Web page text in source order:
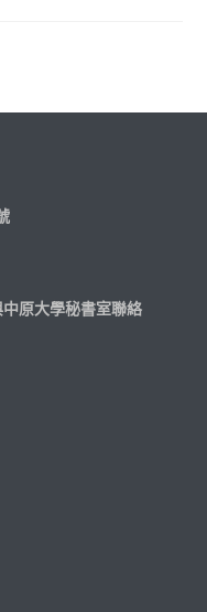
原大學秘書室聯絡